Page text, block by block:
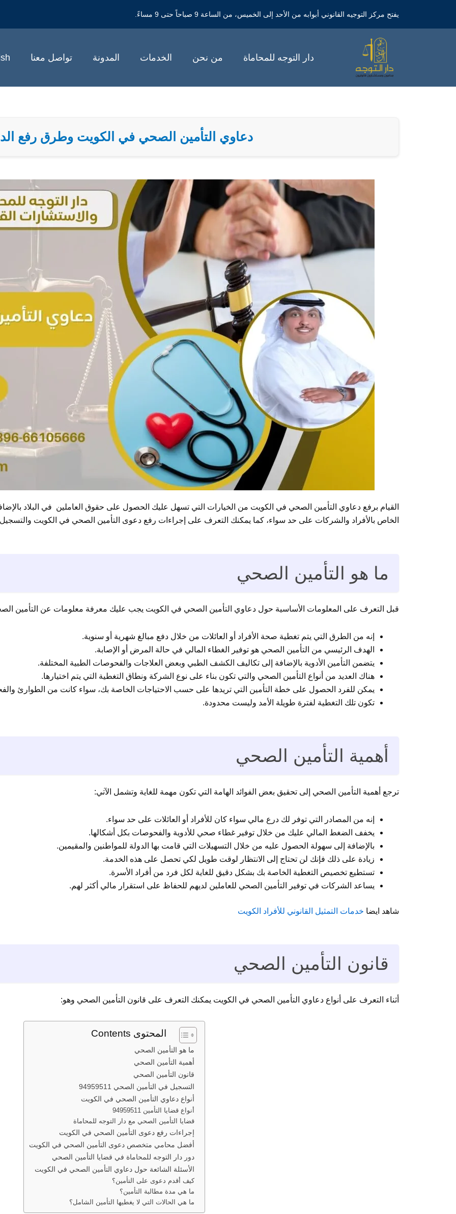
يفتح مركز التوجيه القانوني أبوابه من الأحد إلى الخميس، من الساعة 9 صباحاً حتى 9 مساءً.
دار التوجه للمحاماة من نحن الخدمات المدونة تواصل معنا
دعاوي التأمين الصحي في الكويت وطرق رفع
القيام برفع دعاوي التأمين الصحي في الكويت من الخيارات التي تسهل عليك الحصول على حقوق العاملين في البلاد
الخاص بالأفراد والشركات على حد سواء، كما يمكنك التعرف على إجراءات رفع دعوى التأمين الصحي في الكويت
ما هو التأمين الصحي
قبل التعرف على المعلومات الأساسية حول دعاوي التأمين الصحي في الكويت يجب عليك معرفة معلومات عن التأمين
إنه من الطرق التي يتم تغطية صحة الأفراد أو العائلات من خلال دفع مبالغ شهرية أو سنوية.
الهدف الرئيسي من التأمين الصحي هو توفير الغطاء المالي في حالة المرض أو الإصابة.
يتضمن التأمين الأدوية بالإضافة إلى تكاليف الكشف الطبي وبعض العلاجات والفحوصات الطبية المختلفة.
هناك العديد من أنواع التأمين الصحي والتي تكون بناء على نوع الشركة ونطاق التغطية التي يتم اختيارها.
يمكن للفرد الحصول على خطة التأمين التي تريدها على حسب الاحتياجات الخاصة بك، سواء كانت من الطوارئ
تكون تلك التغطية لفترة طويلة الأمد وليست محدودة.
أهمية التأمين الصحي
ترجع أهمية التأمين الصحي إلى تحقيق بعض الفوائد الهامة التي تكون مهمة للغاية وتشمل الآتي:
إنه من المصادر التي توفر لك درع مالي سواء كان للأفراد أو العائلات على حد سواء.
يخفف الضغط المالي عليك من خلال توفير غطاء صحي للأدوية والفحوصات بكل أشكالها.
بالإضافة إلى سهولة الحصول عليه من خلال التسهيلات التي قامت بها الدولة للمواطنين والمقيمين.
زيادة على ذلك فإنك لن تحتاج إلى الانتظار لوقت طويل لكي تحصل على هذه الخدمة.
تستطيع تخصيص التغطية الخاصة بك بشكل دقيق للغاية لكل فرد من أفراد الأسرة.
يساعد الشركات في توفير التأمين الصحي للعاملين لديهم للحفاظ على استقرار مالي أكثر لهم.
شاهد ايضا خدمات التمثيل القانوني للأفراد الكويت
قانون التأمين الصحي
أثناء التعرف على أنواع دعاوي التأمين الصحي في الكويت يمكنك التعرف على قانون التأمين الصحي وهو:
المحتوى Contents
ما هو التأمين الصحي
أهمية التأمين الصحي
قانون التأمين الصحي
التسجيل في التأمين الصحي 94959511
أنواع دعاوي التأمين الصحي في الكويت
أنواع قضايا التأمين 94959511
قضايا التأمين الصحي مع دار التوجه للمحاماة
إجراءات رفع دعوى التأمين الصحي في الكويت
أفضل محامي متخصص دعوى التأمين الصحي في الكويت
دور دار التوجه للمحاماة في قضايا التأمين الصحي
الأسئلة الشائعة حول دعاوي التأمين الصحي في الكويت
كيف أقدم دعوى على التأمين؟
ما هي مدة مطالبة التأمين؟
ما هي الحالات التي لا يغطيها التأمين الشامل؟